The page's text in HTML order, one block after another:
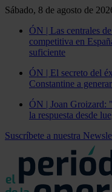
Sábado, 8 de agosto de
ÓN | Las centrales
competitiva en
suficiente
ÓN | El secreto del
Constantine a
ÓN | Joan Groizard:
la respuesta desde
Suscríbete a nuestra